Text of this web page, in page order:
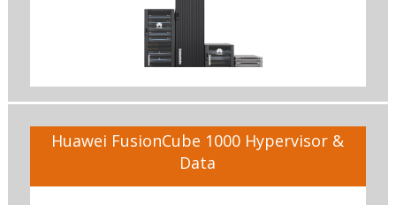
Huawei FusionCube 1000 Hypervisor &
Data